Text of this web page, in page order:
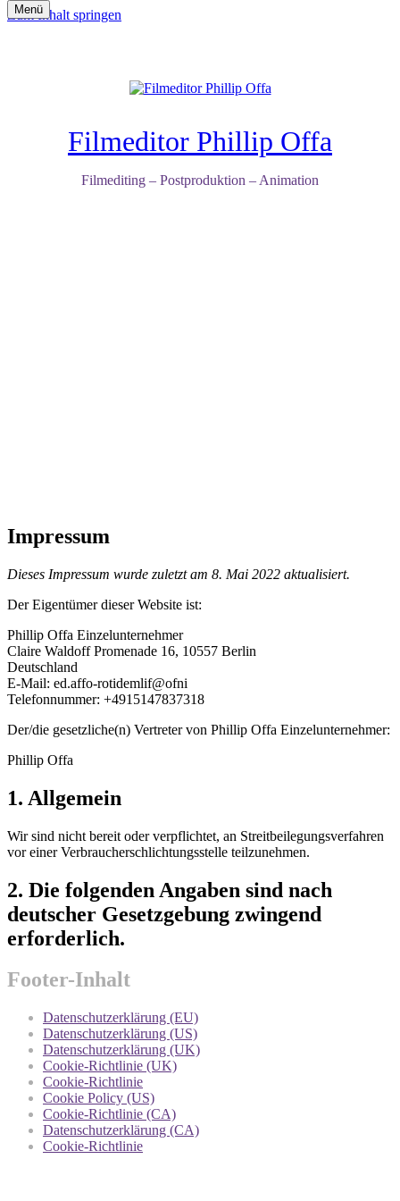
Zum Inhalt springen
Menü
Filmeditor Phillip Offa
Filmediting – Postproduktion – Animation
Impressum
Dieses Impressum wurde zuletzt am 8. Mai 2022 aktualisiert.
Der Eigentümer dieser Website ist:
Phillip Offa Einzelunternehmer
Claire Waldoff Promenade 16, 10557 Berlin
Deutschland
E-Mail: ed.affo-rotidemlif@ofni
Telefonnummer: +4915147837318
Der/die gesetzliche(n) Vertreter von Phillip Offa Einzelunternehmer:
Phillip Offa
1. Allgemein
Wir sind nicht bereit oder verpflichtet, an Streitbeilegungsverfahren
vor einer Verbraucherschlichtungsstelle teilzunehmen.
2. Die folgenden Angaben sind nach
deutscher Gesetzgebung zwingend
erforderlich.
Footer-Inhalt
Datenschutzerklärung (EU)
Datenschutzerklärung (US)
Datenschutzerklärung (UK)
Cookie-Richtlinie (UK)
Cookie-Richtlinie
Cookie Policy (US)
Cookie-Richtlinie (CA)
Datenschutzerklärung (CA)
Cookie-Richtlinie